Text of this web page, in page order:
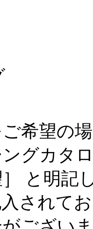
希望の
グカタ
と明記
入されて